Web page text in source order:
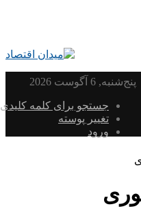
پنج‌شنبه, 6 آگوست 2026
جستجو برای کلمه کلیدی
تغییر پوسته
ورود